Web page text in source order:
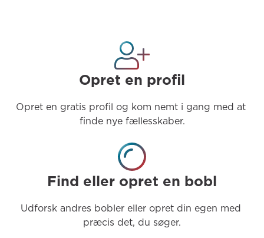
Opret en profil
Opret en gratis profil og kom nemt i gang med at
finde nye fællesskaber.
Find eller opret en bobl
Udforsk andres bobler eller opret din egen med
præcis det, du søger.